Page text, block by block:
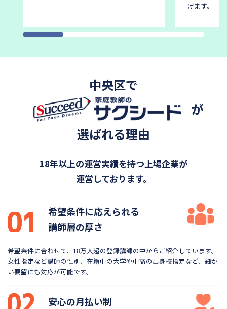
げます。
中央区で
が
選ばれる理由
18年以上の運営実績を持つ上場企業が
運営しております。
希望条件に応えられる
講師層の厚さ
希望条件に合わせて、18万人超の登録講師の中から ご紹介しています。
女性指定など講師の性別、在籍中の大学や中高の出身校指定など、細か
い要望にも対応が可能です。
安心の月払い制